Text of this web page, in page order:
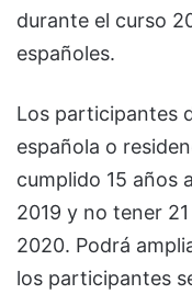
durante el curso
españoles.
Los participantes
española o
cumplido 15 años
2019 y no tener
2020. Podrá
los participantes